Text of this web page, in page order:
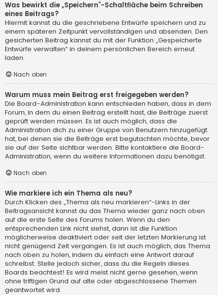
Was bewirkt die „Speichern“-Schaltfläche beim Schreiben
eines Beitrags?
Hiermit kannst du die geschriebene Entwürfe speichern und zu
einem späteren Zeitpunkt vervollständigen und absenden. Den
gesicherten Beitrag kannst du mit der Funktion „Gespeicherte
Entwürfe verwalten“ in deinem persönlichen Bereich erneut
laden.
Nach oben
Warum muss mein Beitrag erst freigegeben werden?
Die Board-Administration kann entschieden haben, dass in dem
Forum, in dem du einen Beitrag erstellt hast, die Beiträge zuerst
geprüft werden müssen. Es ist auch möglich, dass die
Administration dich zu einer Gruppe von Benutzern hinzugefügt
hat, bei denen sie die Beiträge erst begutachten möchte, bevor
sie auf der Seite sichtbar werden. Bitte kontaktiere die Board-
Administration, wenn du weitere Informationen dazu benötigst.
Nach oben
Wie markiere ich ein Thema als neu?
Durch Klicken des „Thema als neu markieren“-Links in der
Beitragsansicht kannst du das Thema wieder ganz nach oben
auf die erste Seite des Forums holen. Wenn du den
entsprechenden Link nicht siehst, dann ist die Funktion
möglicherweise deaktiviert oder seit der letzten Markierung ist
nicht genügend Zeit vergangen. Es ist auch möglich, das Thema
nach oben zu holen, indem du einfach eine Antwort darauf
schreibst. Stelle jedoch sicher, dass du die Regeln dieses
Boards beachtest! Es wird meist nicht gerne gesehen, wenn
ohne triftigen Grund auf alte oder abgeschlossene Themen
geantwortet wird.